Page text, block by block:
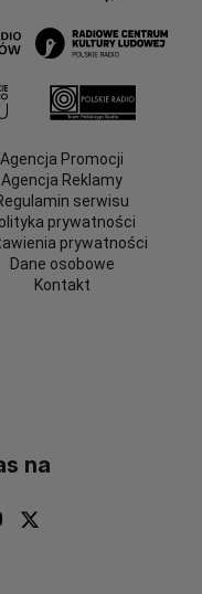
Agencja Promocji
Agencja Reklamy
serwisu
prywatności
prywatności
Dane osobowe
Kontakt
na